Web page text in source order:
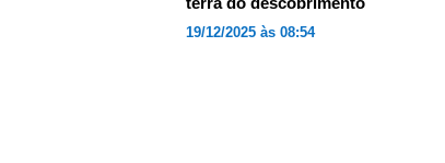
19/12/2025 às 08:54